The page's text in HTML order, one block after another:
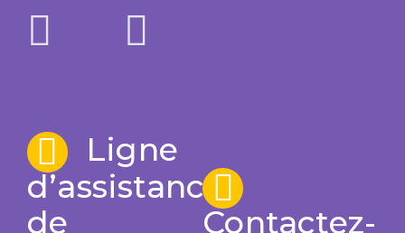
Ligne
d’assistance
de
Contactez-